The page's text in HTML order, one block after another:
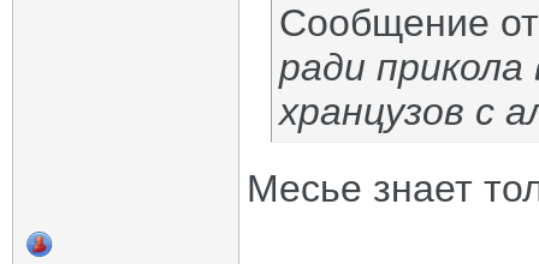
Сообщение
ради
хранцузов с
Месье знает